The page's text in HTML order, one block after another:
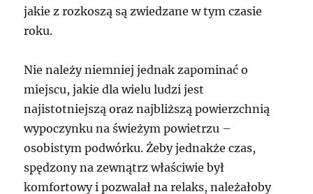
jakie z rozkoszą są zwiedzane w tym czasie
roku.
Nie należy niemniej jednak zapominać o
miejscu, jakie dla wielu ludzi jest
najistotniejszą oraz najbliższą powierzchnią
wypoczynku na świeżym powietrzu –
osobistym podwórku. Żeby jednakże czas,
spędzony na zewnątrz właściwie był
komfortowy i pozwalał na relaks, należałoby